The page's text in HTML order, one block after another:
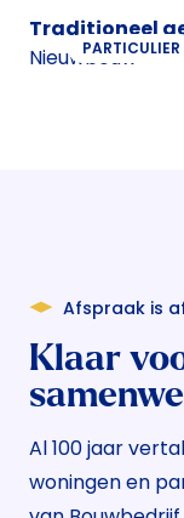
PARTICULIER
Traditioneel
Nieuwbouw
Afspraak is
Klaar
Al 100 jaar
woningen en